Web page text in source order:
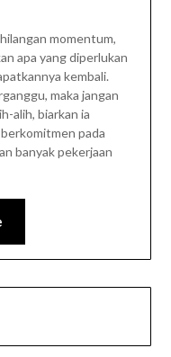
momentum,
apa yang diperlukan
kembali.
maka jangan
alih, biarkan ia
pada
banyak pekerjaan